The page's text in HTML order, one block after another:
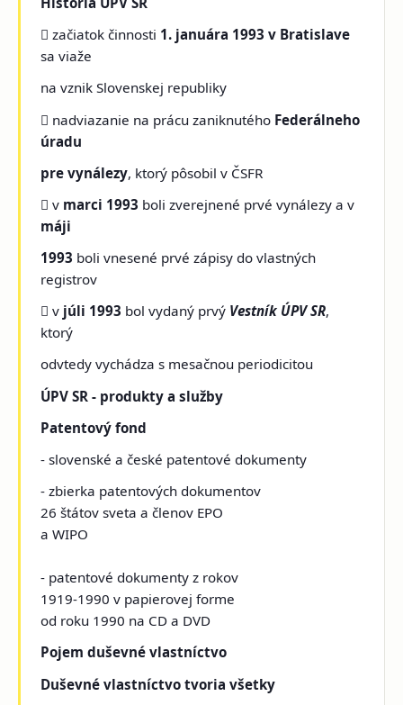
 začiatok činnosti 1. januára 1993 v Bratislave
sa viaže
na vznik Slovenskej republiky
 nadviazanie na prácu zaniknutého Federálneho
úradu
pre vynálezy, ktorý pôsobil v ČSFR
 v marci 1993 boli zverejnené prvé vynálezy a v
máji
1993 boli vnesené prvé zápisy do vlastných
registrov
 v júli 1993 bol vydaný prvý Vestník ÚPV SR,
ktorý
odvtedy vychádza s mesačnou periodicitou
ÚPV SR - produkty a služby
Patentový fond
- slovenské a české patentové dokumenty
- zbierka patentových dokumentov
26 štátov sveta a členov EPO
a WIPO
- patentové dokumenty z rokov
1919-1990 v papierovej forme
od roku 1990 na CD a DVD
Pojem duševné vlastníctvo
Duševné vlastníctvo tvoria všetky